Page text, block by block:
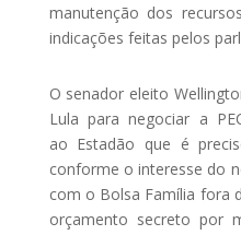
manutenção dos
indicações feitas pelos
O senador eleito
Lula para negociar a
ao Estadão que é
conforme o interesse do
com o Bolsa Família fora
orçamento secreto por